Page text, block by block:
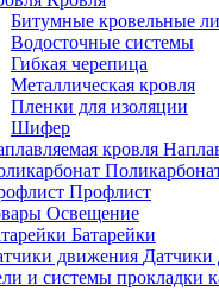
Битумные кровельные
Водосточные системы
Гибкая черепица
Металлическая кровля
Пленки для изоляции
Шифер
Профлист
Освещение
Батарейки
Датчики
и системы прокладки